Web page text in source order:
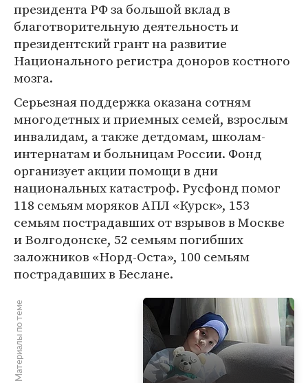
президента РФ за большой вклад в
благотворительную деятельность и
президентский грант на развитие
Национального регистра доноров костного
мозга.
Серьезная поддержка оказана сотням
многодетных и приемных семей, взрослым
инвалидам, а также детдомам, школам-
интернатам и больницам России. Фонд
организует акции помощи в дни
национальных катастроф. Русфонд помог
118 семьям моряков АПЛ «Курск», 153
семьям пострадавших от взрывов в Москве
и Волгодонске, 52 семьям погибших
заложников «Норд-Оста», 100 семьям
пострадавших в Беслане.
Материалы по теме